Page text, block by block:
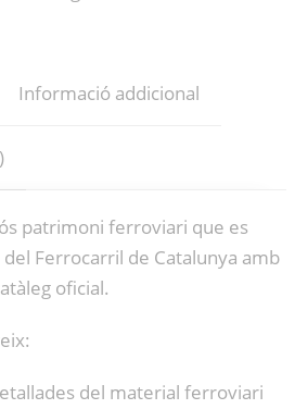
Informació addicional
patrimoni ferroviari que es
Ferrocarril de Catalunya amb
oficial.
del material ferroviari